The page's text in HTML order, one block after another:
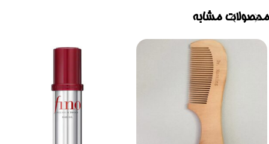
محصولات مشابه